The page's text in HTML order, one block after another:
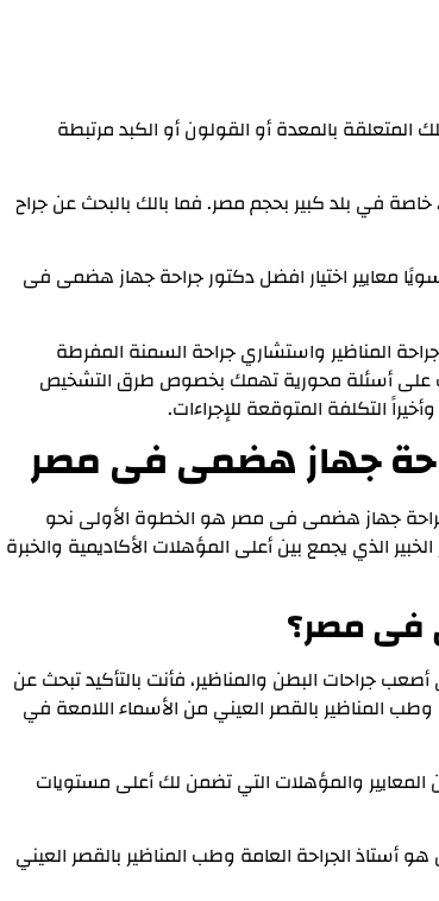
بالمعدة أو القولون أو الكبد مرتبطة
خاصة في بلد كبير بحجم مصر. فما بالك بالبحث عن جراح
معايير اختيار افضل دكتور جراحة جهاز هضمى فى
المناظير واستشاري جراحة السمنة المفرطة
على أسئلة محورية تهمك بخصوص طرق التشخيص
التكلفة المتوقعة للإجراءات.
جهاز هضمى فى مصر
جهاز هضمى فى مصر هو الخطوة الأولى نحو
الذي يجمع بين أعلى المؤهلات الأكاديمية والخبرة
فى مصر؟
جراحات البطن والمناظير، فأنت بالتأكيد تبحث عن
وطب المناظير بالقصر العيني من الأسماء اللامعة في
والمؤهلات التي تضمن لك أعلى مستويات
أستاذ الجراحة العامة وطب المناظير بالقصر العيني